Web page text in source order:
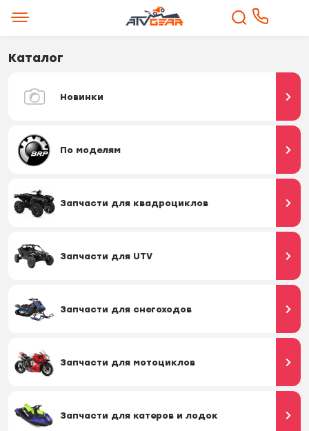
Каталог
Новинки
По моделям
Запчасти для квадроциклов
Запчасти для UTV
Запчасти для снегоходов
Запчасти для мотоциклов
Запчасти для катеров и лодок